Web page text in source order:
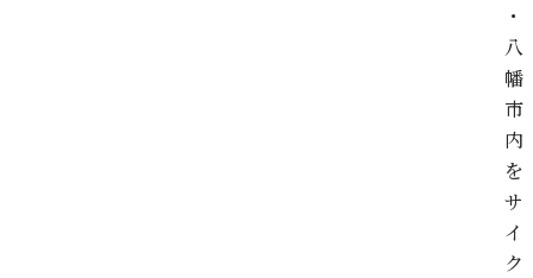
・
八
幡
市
内
を
サ
イ
ク